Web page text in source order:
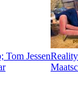
Tom Jessen